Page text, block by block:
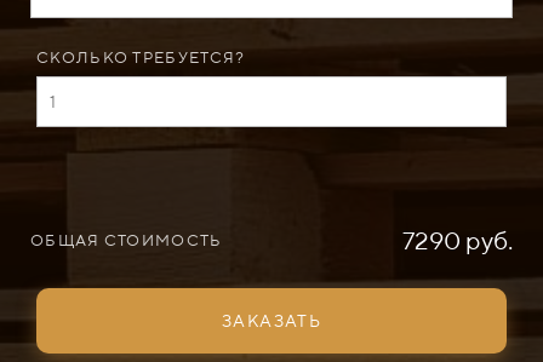
СКОЛЬКО ТРЕБУЕТСЯ?
ОБЩАЯ СТОИМОСТЬ 7290 руб.
ЗАКАЗАТЬ